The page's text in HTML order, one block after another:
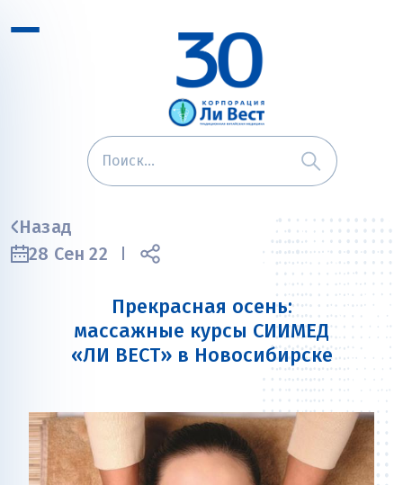
Назад
28 Сен 22
Прекрасная осень:
массажные курсы СИИМЕД
«ЛИ ВЕСТ» в Новосибирске